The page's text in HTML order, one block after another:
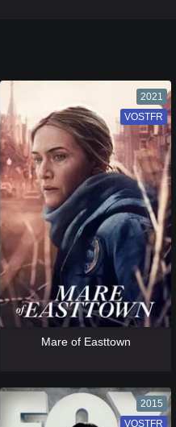
2021
VF
VOSTFR
Mare of Easttown
2015
VF
VOSTFR